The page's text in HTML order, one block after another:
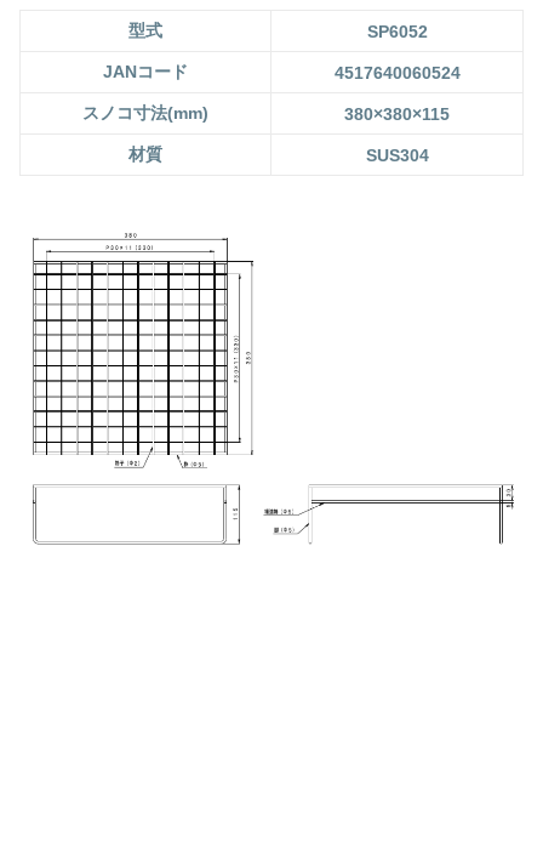
型式 SP6052
JANコード 4517640060524
スノコ寸法(mm) 380×380×115
材質 SUS304